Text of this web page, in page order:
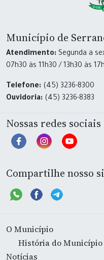
Município de
Atendimento: Segunda a
07h30 às 11h30 / 13h30 às
Telefone: (45) 3236-8300
Ouvidoria: (45) 3236-8383
Nossas redes sociais
Compartilhe nosso
O Município
História do Município
Notícias